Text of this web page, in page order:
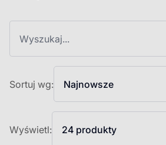
Sortuj wg: Najnowsze
Wyświetl: 24 produkty